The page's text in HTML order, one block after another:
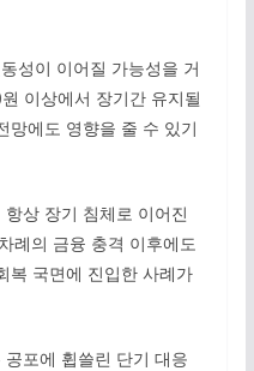
성이 이어질 가능성을 거
이상에서 장기간 유지될
망에도 영향을 줄 수 있기
상 장기 침체로 이어진
례의 금융 충격 이후에도
복 국면에 진입한 사례가
포에 휩쓸린 단기 대응